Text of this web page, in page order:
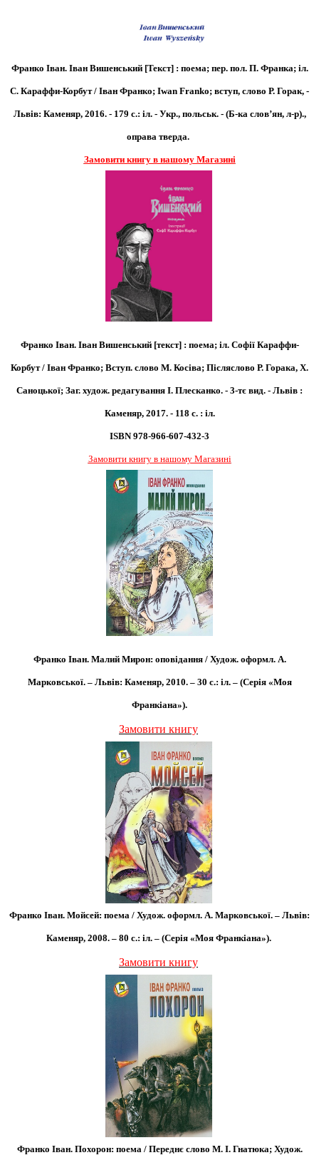
Франко Іван. Іван Вишенський [Текст] : поема; пер. пол. П. Франка; іл.
С. Караффи-Корбут / Іван Франко; Iwan Franko; вступ, слово Р. Горак, -
Львів: Каменяр, 2016. - 179 с.: іл. - Укр., польськ. - (Б-ка слов’ян, л-р).,
оправа тверда.
Замовити книгу в нашому Магазині
Франко Іван. Іван Вишенський [текст] : поема; іл. Софії Караффи-
Корбут / Іван Франко; Вступ. слово М. Косіва; Післяслово Р. Горака, Х.
Саноцької; Заг. худож. редагування І. Плесканко. - 3-тє вид. - Львів :
Каменяр, 2017. - 118 с. : іл.
ISBN 978-966-607-432-3
Замовити книгу в нашому Магазині
Франко Іван. Малий Мирон: оповідання / Худож. оформл. А.
Марковської. – Львів: Каменяр, 2010. – 30 с.: іл. – (Серія «Моя
Франкіана»).
Замовити книгу
Франко Іван. Мойсей: поема / Худож. оформл. А. Марковської. – Львів:
Каменяр, 2008. – 80 с.: іл. – (Серія «Моя Франкіана»).
Замовити книгу
Франко Іван. Похорон: поема / Переднє слово М. І. Гнатюка; Худож.